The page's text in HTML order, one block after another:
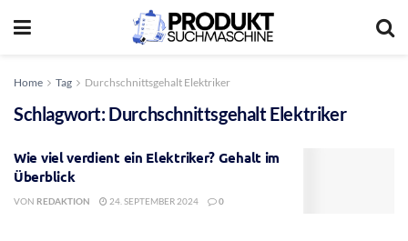
Home Tag Durchschnittsgehalt Elektriker
Schlagwort:Durchschnittsgehalt Elektriker
Wie viel verdient ein Elektriker? Gehalt im
Überblick
VON REDAKTION 24. SEPTEMBER 2024 0